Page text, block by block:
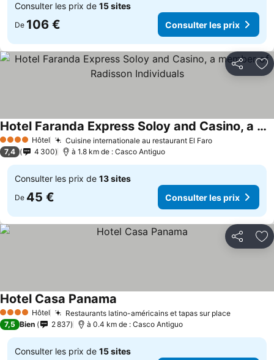
Consulter les prix de 15 sites
De 106 € Consulter les prix
Partager
4 Étoiles Hôtel Cuisine internationale au restaurant El FaroConsulter
Hotel Faranda Express Soloy and Casino, a member of Radisson Individuals
Consulter les prix
7,4 4 300 à 1.8 km de : Casco Antiguo
Consulter les prix de 13 sites
De 45 € Consulter les prix
Partager
4 Étoiles Hôtel Restaurants latino-américains et tapas sur place
Hotel Casa Panama
7,5 Bien 2 837 à 0.4 km de : Casco Antiguo
Consulter les prix de 15 sites